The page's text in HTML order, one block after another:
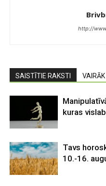
http://
SAISTĪTIE RAKSTI
kuras
Tavs
10.-16.